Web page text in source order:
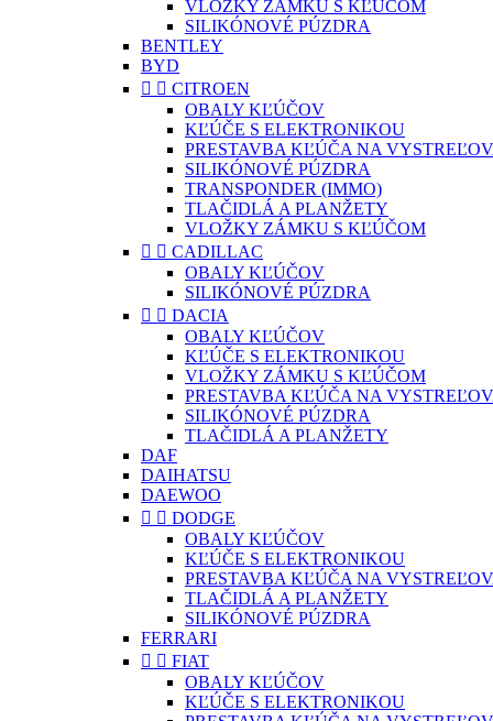
VLOŽKY ZÁMKU S KĽÚČOM
SILIKÓNOVÉ PÚZDRA
BENTLEY
BYD
  CITROEN
OBALY KĽÚČOV
KĽÚČE S ELEKTRONIKOU
PRESTAVBA KĽÚČA NA
SILIKÓNOVÉ PÚZDRA
TRANSPONDER (IMMO)
TLAČIDLÁ A PLANŽETY
VLOŽKY ZÁMKU S KĽÚČOM
  CADILLAC
OBALY KĽÚČOV
SILIKÓNOVÉ PÚZDRA
  DACIA
OBALY KĽÚČOV
KĽÚČE S ELEKTRONIKOU
VLOŽKY ZÁMKU S KĽÚČOM
PRESTAVBA KĽÚČA NA
SILIKÓNOVÉ PÚZDRA
TLAČIDLÁ A PLANŽETY
DAF
DAIHATSU
DAEWOO
  DODGE
OBALY KĽÚČOV
KĽÚČE S ELEKTRONIKOU
PRESTAVBA KĽÚČA NA
TLAČIDLÁ A PLANŽETY
SILIKÓNOVÉ PÚZDRA
FERRARI
  FIAT
OBALY KĽÚČOV
KĽÚČE S ELEKTRONIKOU